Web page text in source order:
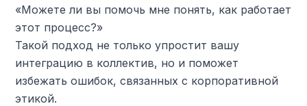
«Можете ли вы помочь мне понять, как работает
этот процесс?»
Такой подход не только упростит вашу
интеграцию в коллектив, но и поможет
избежать ошибок, связанных с корпоративной
этикой.